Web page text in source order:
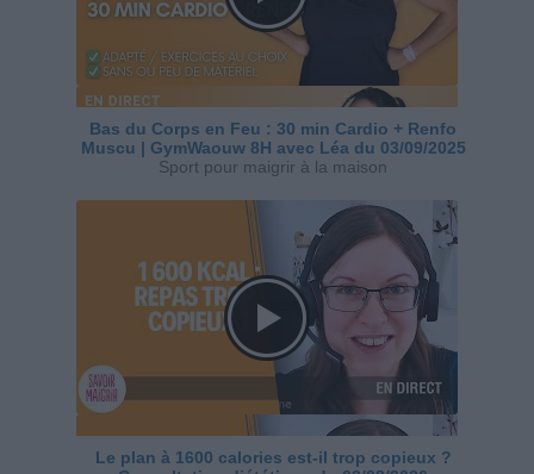
Bas du Corps en Feu : 30 min Cardio + Renfo
Muscu | GymWaouw 8H avec Léa du 03/09/2025
Sport pour maigrir à la maison
Le plan à 1600 calories est-il trop copieux ?